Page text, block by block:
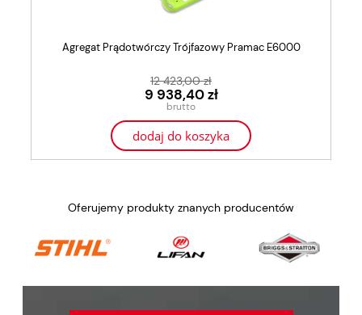
Agregat Prądotwórczy Trójfazowy Pramac E6000
12 423,00 zł
9 938,40 zł
dodaj do koszyka
Oferujemy produkty znanych producentów